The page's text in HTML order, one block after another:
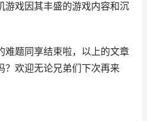
游戏因其丰盛的游戏内容和沉
难题同享结束啦，以上的文章
？欢迎无论兄弟们下次再来